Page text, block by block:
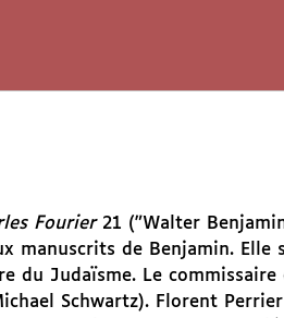
Fourier21 ("Walter
manuscrits de Benjamin.
du Judaïsme. Le
Schwartz). Florent